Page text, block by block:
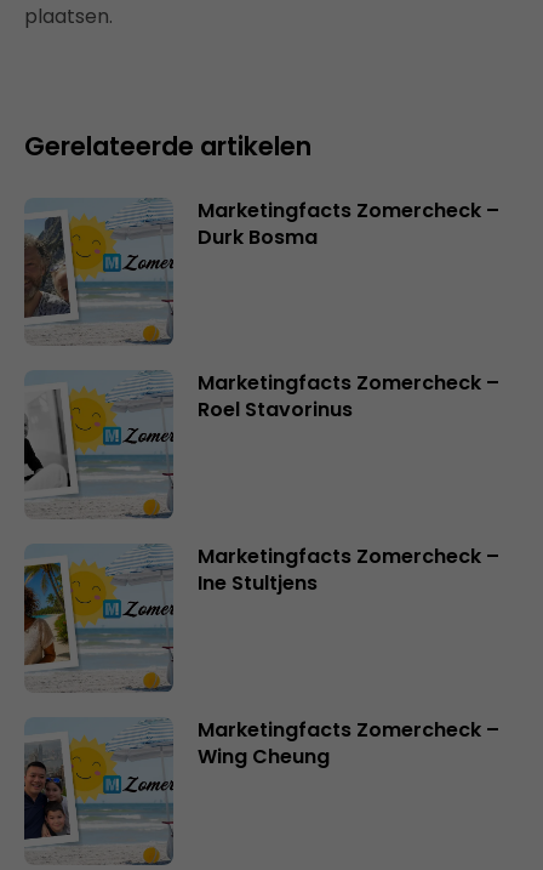
plaatsen.
Gerelateerde artikelen
Marketingfacts Zomercheck –
Durk Bosma
Marketingfacts Zomercheck –
Roel Stavorinus
Marketingfacts Zomercheck –
Ine Stultjens
Marketingfacts Zomercheck –
Wing Cheung